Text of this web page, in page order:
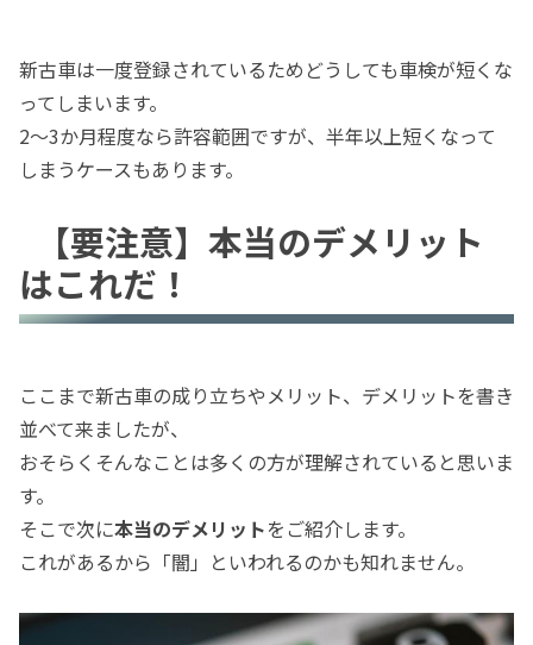
新古車は一度登録されているためどうしても車検が短くな
ってしまいます。
2～3か月程度なら許容範囲ですが、半年以上短くなって
しまうケースもあります。
【要注意】本当のデメリット
はこれだ！
ここまで新古車の成り立ちやメリット、デメリットを書き
並べて来ましたが、
おそらくそんなことは多くの方が理解されていると思いま
す。
そこで次に本当のデメリットをご紹介します。
これがあるから「闇」といわれるのかも知れません。